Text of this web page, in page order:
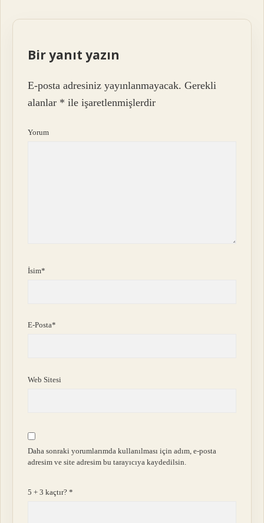
Bir yanıt yazın
E-posta adresiniz yayınlanmayacak. Gerekli
alanlar * ile işaretlenmişlerdir
Yorum
İsim*
E-Posta*
Web Sitesi
Daha sonraki yorumlarımda kullanılması için adım, e-posta
adresim ve site adresim bu tarayıcıya kaydedilsin.
5 + 3 kaçtır?*